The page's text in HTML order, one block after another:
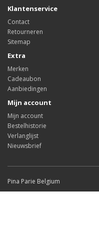
Klantenservice
Contact
Retourneren
Sitemap
Extra
Merken
Cadeaubon
Aanbiedingen
Mijn account
Mijn account
Bestelhistorie
Verlanglijst
Nieuwsbrief
Pina Parie Belgium